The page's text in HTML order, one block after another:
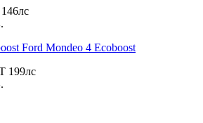
Ford Mondeo 4 Ecoboost
199лс